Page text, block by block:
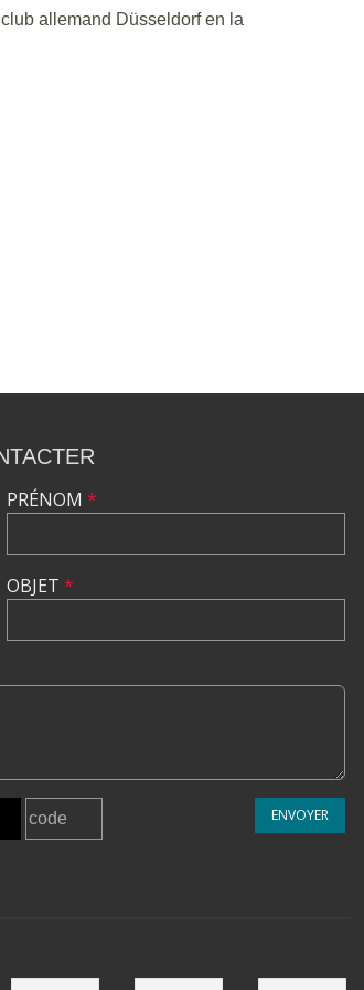
allemand Düsseldorf en la
PRÉNOM *
OBJET *
ENVOYER